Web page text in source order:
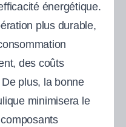
énergétique.
plus durable,
des coûts
plus, la bonne
minimisera le